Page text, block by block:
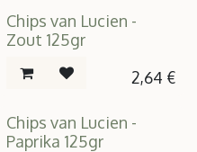
Chips van Lucien -
Zout 125gr
2,64 €
Chips van Lucien -
Paprika 125gr